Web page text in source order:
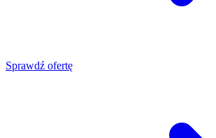
Sprawdź ofertę